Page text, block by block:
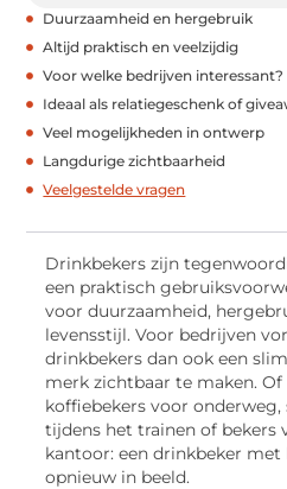
Duurzaamheid en hergebruik
Altijd praktisch en veelzijdig
Voor welke bedrijven interessant?
Ideaal als relatiegeschenk of
Veel mogelijkheden in ontwerp
Langdurige zichtbaarheid
Veelgestelde vragen
Drinkbekers zijn
een praktisch
voor duurzaamheid,
levensstijl. Voor bedrijven
drinkbekers dan ook een
merk zichtbaar te maken.
koffiebekers voor
tijdens het trainen of bekers
kantoor: een drinkbeker
opnieuw in beeld.